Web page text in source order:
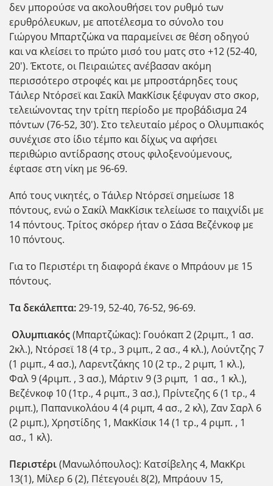
δεν μπορούσε να ακολουθήσει τον ρυθμό των
ερυθρόλευκων, με αποτέλεσμα το σύνολο του
Γιώργου Μπαρτζώκα να παραμείνει σε θέση οδηγού
και να κλείσει το πρώτο μισό του ματς στο +12 (52-40,
20'). Έκτοτε, οι Πειραιώτες ανέβασαν ακόμη
περισσότερο στροφές και με μπροστάρηδες τους
Τάιλερ Ντόρσεϊ και Σακίλ ΜακΚίσικ ξέφυγαν στο σκορ,
τελειώνοντας την τρίτη περίοδο με προβάδισμα 24
πόντων (76-52, 30'). Στο τελευταίο μέρος ο Ολυμπιακός
συνέχισε στο ίδιο τέμπο και δίχως να αφήσει
περιθώριο αντίδρασης στους φιλοξενούμενους,
έφτασε στη νίκη με 96-69.
Από τους νικητές, ο Τάιλερ Ντόρσεϊ σημείωσε 18
πόντους, ενώ ο Σακίλ ΜακΚίσικ τελείωσε το παιχνίδι με
14 πόντους. Τρίτος σκόρερ ήταν ο Σάσα Βεζένκοφ με
10 πόντους.
Για το Περιστέρι τη διαφορά έκανε ο Μπράουν με 15
πόντους.
Τα δεκάλεπτα:29-19, 52-40, 76-52, 96-69.
Ολυμπιακός(Μπαρτζώκας): Γουόκαπ 2 (2ριμπ., 1 ασ.
2κλ.), Ντόρσεϊ 18 (4 τρ., 3 ριμπ., 2 ασ., 4 κλ.), Λούντζης 7
(1 ριμπ., 4 ασ.), Λαρεντζάκης 10 (2 τρ., 2 ριμπ, 1 κλ.),
Φαλ 9 (4ριμπ. , 3 ασ.), Μάρτιν 9 (3 ριμπ, 1 ασ., 1 κλ.),
Βεζένκοφ 10 (1τρ., 4 ριμπ., 3 ασ.), Πρίντεζης 6 (1 τρ., 4
ριμπ.), Παπανικολάου 4 (4 ριμπ, 4 ασ., 2 κλ), Ζαν Σαρλ 6
(2 ριμπ.), Χρηστίδης 1, ΜακΚίσικ 14 (1 τρ., 4 ριμπ. , 1
ασ., 1 κλ).
Περιστέρι(Μανωλόπουλος): Κατσίβελης 4, ΜακΚρι
13(1), Μίλερ 6 (2), Πέτεγουέι 8(2), Μπράουν 15,